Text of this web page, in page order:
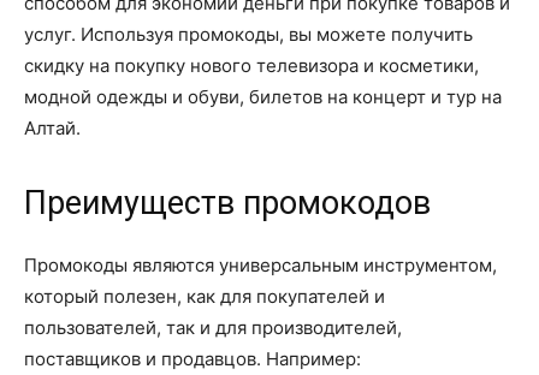
услуг. Используя промокоды, вы можете получить
скидку на покупку нового телевизора и косметики,
модной одежды и обуви, билетов на концерт и тур на
Алтай.
Преимуществ промокодов
Промокоды являются универсальным инструментом,
который полезен, как для покупателей и
пользователей, так и для производителей,
поставщиков и продавцов. Например: